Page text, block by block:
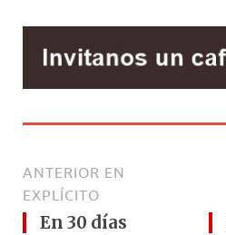
ANTERIOR EN
EXPLÍCITO
En 30 días